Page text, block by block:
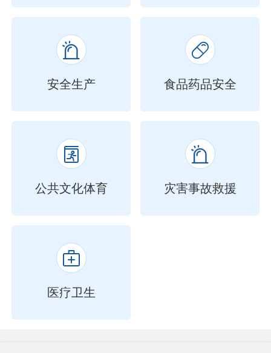

安全生产

食品药品安全

公共文化体育

灾害事故救援

医疗卫生